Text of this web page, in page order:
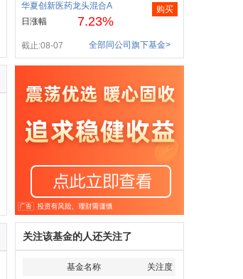
华夏创新医药龙头混合A
日涨幅
7.23%
购买
截止:08-07 全部同公司旗下基金>
关注该基金的人还关注了
基金名称
关注度